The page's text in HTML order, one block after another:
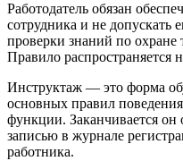
Работодатель обязан
сотрудника и не допускать
проверки знаний по
Правило распространяется
Инструктаж — это форма
основных правил
функции. Заканчивается он
записью в журнале
работника.